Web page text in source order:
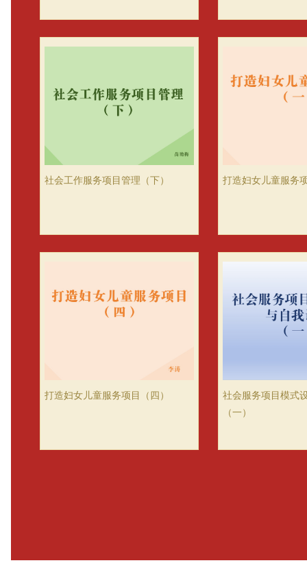
社会工作服务项目管理（下） 打造妇女儿童服务
打造妇女儿童服务项目（四）
社会服务项目模式
（一）